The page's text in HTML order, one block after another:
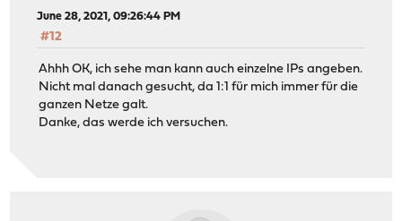
June 28, 2021, 09:26:44 PM
#12
Ahhh OK, ich sehe man kann auch einzelne IPs angeben.
Nicht mal danach gesucht, da 1:1 für mich immer für die
ganzen Netze galt.
Danke, das werde ich versuchen.